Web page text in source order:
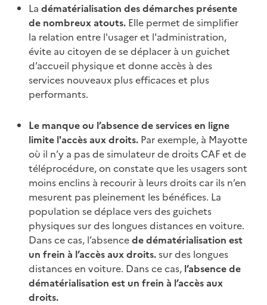
La dématérialisation des démarches présente
de nombreux atouts. Elle permet de simplifier
la relation entre l'usager et l'administration,
évite au citoyen de se déplacer à un guichet
d’accueil physique et donne accès à des
services nouveaux plus efficaces et plus
performants.
Le manque ou l’absence de services en ligne
limite l'accès aux droits. Par exemple, à Mayotte
où il n’y a pas de simulateur de droits CAF et de
téléprocédure, on constate que les usagers sont
moins enclins à recourir à leurs droits car ils n’en
mesurent pas pleinement les bénéfices. La
population se déplace vers des guichets
physiques sur des longues distances en voiture.
Dans ce cas, l’absencede dématérialisation est
un frein à l’accès aux droits.sur des longues
distances en voiture. Dans ce cas, l’absence de
dématérialisation est un frein à l’accès aux
droits.